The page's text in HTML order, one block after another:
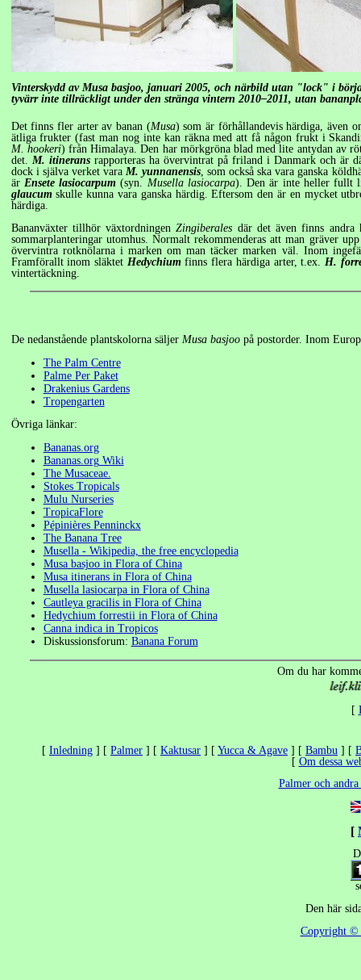
Vinterskydd av Musa basjoo, januari 2005, och närbild utan "lock" i
tyvärr inte tillräckligt under den stränga vintern 2010–2011, utan
Det finns fler arter av banan (Musa) som är förhållandevis härdiga, även
ätliga frukter (fast man nog inte kan räkna med att få någon frukt i
M. hookeri) från Himalaya. Den har mörkgröna blad med lite antydan av
det. M. itineransrapporteras ha övervintrat på friland i Danmark och är
dock i själva verket vara M. yunnanensis, som också ska vara ganska
är Ensete lasiocarpum (syn. Musella lasiocarpa). Den är inte heller fullt
glaucumskulle kunna vara ganska härdig. Eftersom den är en mycket
härdiga.
Bananväxter tillhör växtordningenZingiberales där det även finns
sommarplanteringar utomhus. Normalt rekommenderas att man gräver
övervintra rotknölarna i marken om man täcker marken väl. Inom
Framförallt inom släktet Hedychiumfinns flera härdiga arter, t.ex. H.
vintertäckning.
De nedanstående plantskolorna säljer Musa basjoopå postorder. Inom
The Palm Centre
Palme Per Paket
Drakenius Gardens
Tropengarten
Övriga länkar:
Bananas.org
Bananas.org Wiki
The Musaceae.
Stokes Tropicals
Mulu Nurseries
TropicaFlore
Pépinières Penninckx
The Banana Tree
Musella - Wikipedia, the free encyclopedia
Musa basjoo in Flora of China
Musa itinerans in Flora of China
Musella lasiocarpa in Flora of China
Cautleya gracilis in Flora of China
Hedychium forrestii in Flora of China
Canna indica in Tropicos
Diskussionsforum: Banana Forum
Om du har
[
[ Inledning ] [ Palmer ] [ Kaktusar ] [ Yucca & Agave ] [ Bambu ] [
[ Om dessa
Palmer och
[
Den här
Copyright ©